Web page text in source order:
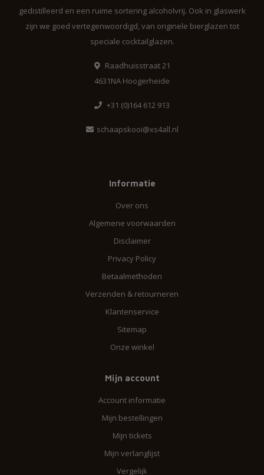
gedistilleerd en een ruime sortering alcoholvrij. Ook in glaswerk
zijn we goed vertegenwoordigd, van originele bierglazen tot
speciale cocktailglazen.
Raadhuisstraat 21
4631NA Hoogerheide
+31 (0)164 612 913
schaapskooi@xs4all.nl
Informatie
Over ons
Algemene voorwaarden
Disclaimer
Privacy Policy
Betaalmethoden
Verzenden & retourneren
Klantenservice
Sitemap
Onze winkel
Mijn account
Account informatie
Mijn bestellingen
Mijn tickets
Mijn verlanglijst
Vergelijk